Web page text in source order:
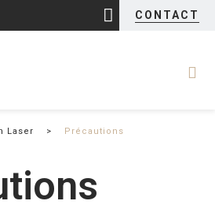
CONTACT
Laser > Précautions